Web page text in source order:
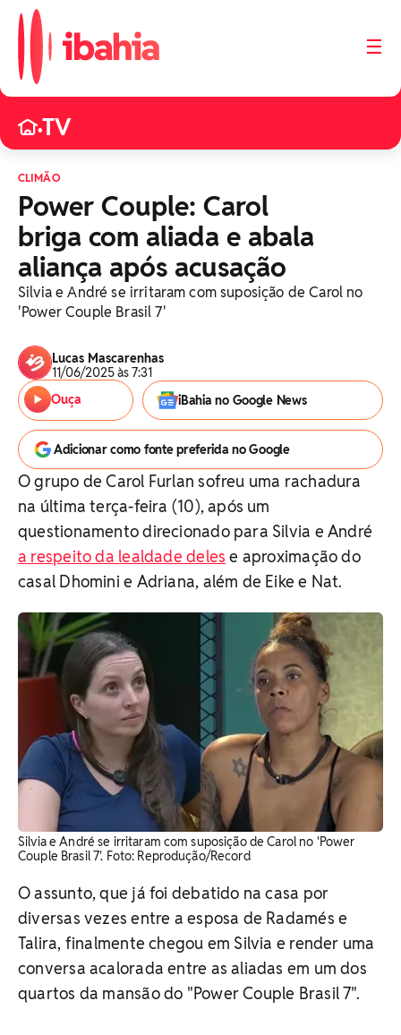
☰
•TV
CLIMÃO
Power Couple: Carol
briga com aliada e abala
aliança após acusação
Silvia e André se irritaram com suposição de Carol no
'Power Couple Brasil 7'
Lucas Mascarenhas
11/06/2025 às 7:31
Ouça
iBahia no Google News
Adicionar como fonte preferida no Google
O grupo de Carol Furlan sofreu uma rachadura
na última terça-feira (10), após um
questionamento direcionado para Silvia e André
a respeito da lealdade deles e aproximação do
casal Dhomini e Adriana, além de Eike e Nat.
Silvia e André se irritaram com suposição de Carol no 'Power
Couple Brasil 7'. Foto: Reprodução/Record
O assunto, que já foi debatido na casa por
diversas vezes entre a esposa de Radamés e
Talira, finalmente chegou em Silvia e render uma
conversa acalorada entre as aliadas em um dos
quartos da mansão do "Power Couple Brasil 7".